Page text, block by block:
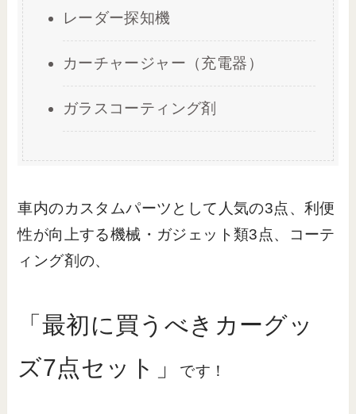
レーダー探知機
カーチャージャー（充電器）
ガラスコーティング剤
車内のカスタムパーツとして人気の3点、利便
性が向上する機械・ガジェット類3点、コーテ
ィング剤の、
「最初に買うべきカーグッ
ズ7点セット」
です！